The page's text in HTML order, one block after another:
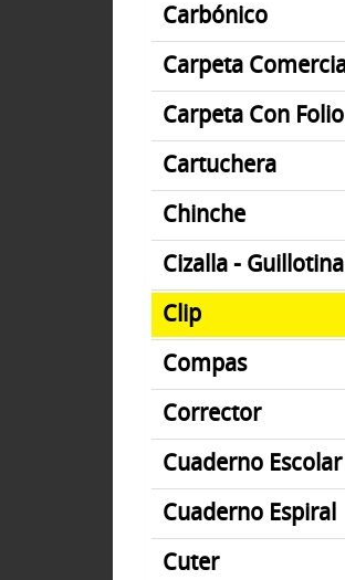
Carbónico
Carpeta
Carpeta Con Folio
Cartuchera
Chinche
Cizalla - Guillotina
Clip
Compas
Corrector
Cuaderno Escolar
Cuaderno Espiral
Cuter